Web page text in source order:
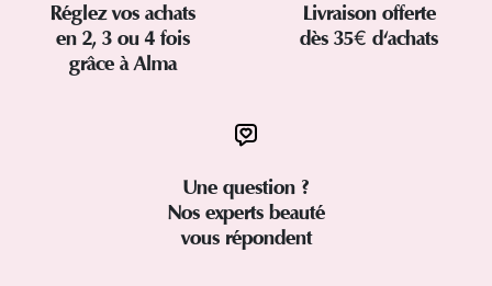
Réglez vos achats
en 2, 3 ou 4 fois
grâce à Alma
Livraison offerte
dès 35€ d'achats
Une question ?
Nos experts beauté
vous répondent